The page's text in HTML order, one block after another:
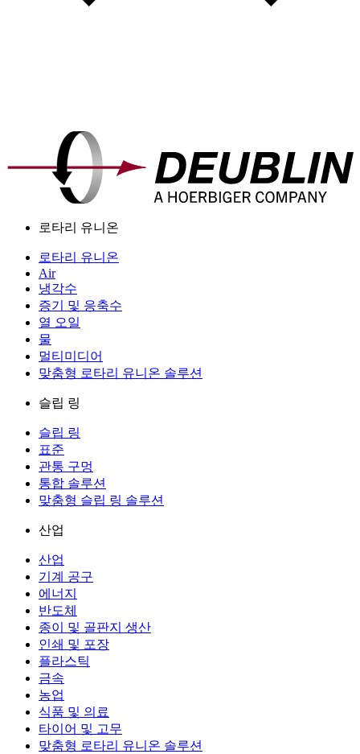
로타리 유니온
로타리 유니온
Air
냉각수
증기 및 응축수
열 오일
물
멀티미디어
맞춤형 로타리 유니온 솔루션
슬립 링
슬립 링
표준
관통 구멍
통합 솔루션
맞춤형 슬립 링 솔루션
산업
산업
기계 공구
에너지
반도체
종이 및 골판지 생산
인쇄 및 포장
플라스틱
금속
농업
식품 및 의료
타이어 및 고무
맞춤형 로타리 유니온 솔루션